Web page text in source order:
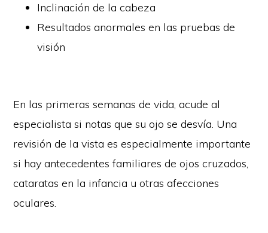
Inclinación de la cabeza
Resultados anormales en las pruebas de
visión
En las primeras semanas de vida, acude al
especialista si notas que su ojo se desvía. Una
revisión de la vista es especialmente importante
si hay antecedentes familiares de ojos cruzados,
cataratas en la infancia u otras afecciones
oculares.